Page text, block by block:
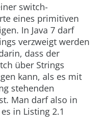
switch-
eines primitiven
In Java 7 darf
verzweigt werden
dass der
über Strings
kann, als es mit
stehenden
Man darf also in
in Listing 2.1